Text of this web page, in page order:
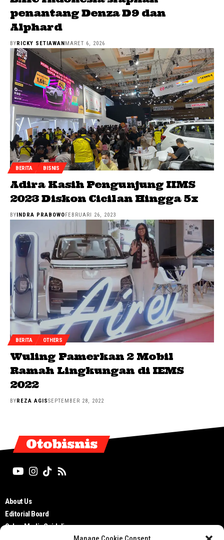
penantang Denza D9 dan
Alphard
BYRICKY SETIAWANMARET 6, 2026
BERITA BISNIS
Adira Kasih Pengunjung IIMS
2023 Diskon Cicilan Hingga 5x
BY INDRA PRABOWO FEBRUARI 26, 2023
BERITA OTHERS
Wuling Pamerkan 2 Mobil
Ramah Lingkungan di IEMS
2022
BY REZA AGISSEPTEMBER 28, 2022
Otobisnis
About Us
Editorial Board
Cyber Media Guidelines